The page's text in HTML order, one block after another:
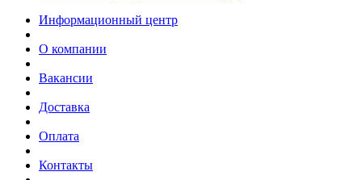
Информационный центр
О компании
Вакансии
Доставка
Оплата
Контакты